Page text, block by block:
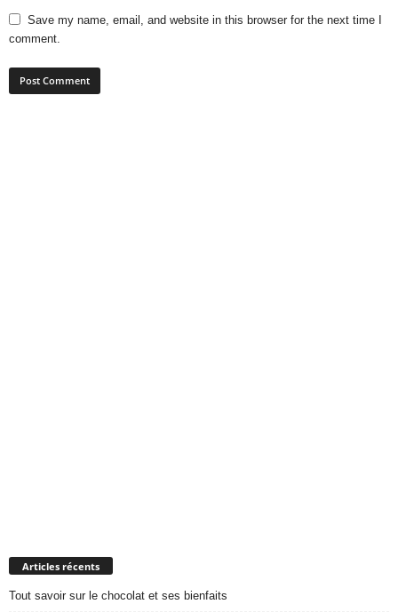
Save my name, email, and website in this browser for the next time I
comment.
Articles récents
Tout savoir sur le chocolat et ses bienfaits